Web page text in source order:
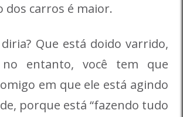
dos carros é maior.
Que está doido varrido,
entanto, você tem que
em que ele está agindo
porque está “fazendo tudo